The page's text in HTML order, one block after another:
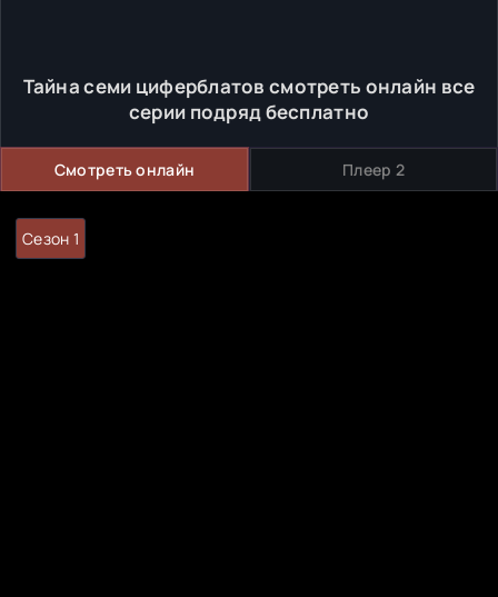
Тайна семи циферблатов смотреть онлайн все
серии подряд бесплатно
Смотреть онлайн Плеер 2
Сезон 1